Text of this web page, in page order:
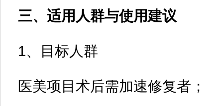
三、适用人群与使用建议
1、目标人群‌
医美项目术后需加速修复者‌；